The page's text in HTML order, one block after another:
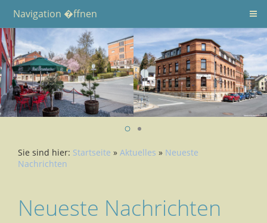
Navigation �ffnen
Sie sind hier: Startseite » Aktuelles » Neueste
Nachrichten
Neueste Nachrichten